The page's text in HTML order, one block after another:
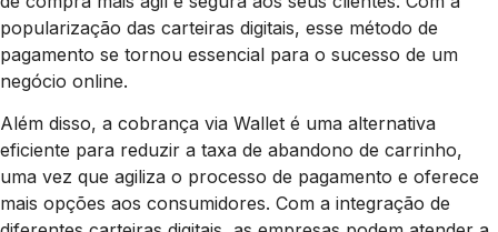
popularização das carteiras digitais, esse método de
pagamento se tornou essencial para o sucesso de um
negócio online.
Além disso, a cobrança via Wallet é uma alternativa
eficiente para reduzir a taxa de abandono de carrinho,
uma vez que agiliza o processo de pagamento e oferece
mais opções aos consumidores. Com a integração de